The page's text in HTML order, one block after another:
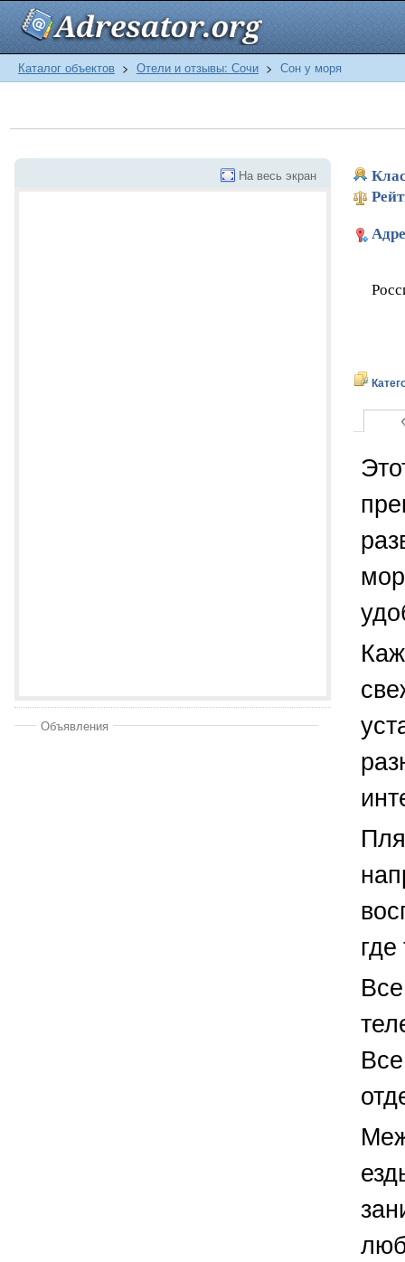
Каталог объектов > Отели и отзывы: Сочи > Сон у моря
На весь экран
Объявления